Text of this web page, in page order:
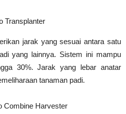
Transplanter
jarak yang sesuai antara satu
yang lainnya. Sistem ini mampu
30%. Jarak yang lebar anatar
tanaman padi.
Combine Harvester